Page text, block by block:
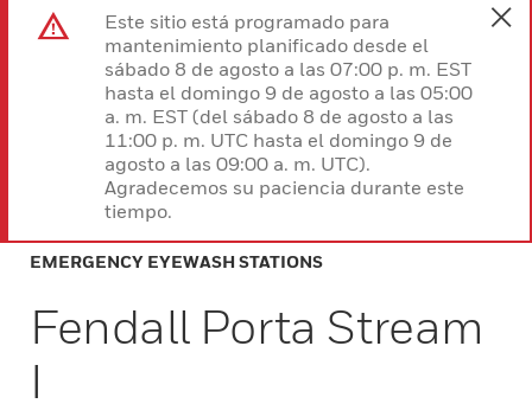
Este sitio está programado para
mantenimiento planificado desde el
sábado 8 de agosto a las 07:00 p. m. EST
hasta el domingo 9 de agosto a las 05:00
a. m. EST (del sábado 8 de agosto a las
11:00 p. m. UTC hasta el domingo 9 de
agosto a las 09:00 a. m. UTC).
Agradecemos su paciencia durante este
tiempo.
EMERGENCY EYEWASH STATIONS
Fendall Porta Stream
I